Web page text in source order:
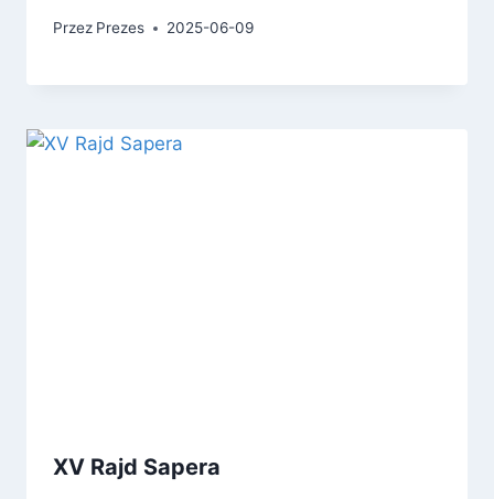
Przez Prezes 2025-06-09
XV Rajd Sapera